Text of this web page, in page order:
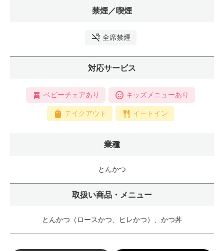
禁煙／喫煙
全席禁煙
対応サービス
ベビーチェアあり キッズメニューあり
テイクアウト イートイン
業種
とんかつ
取扱い商品・メニュー
とんかつ（ロースかつ、ヒレかつ）、かつ丼